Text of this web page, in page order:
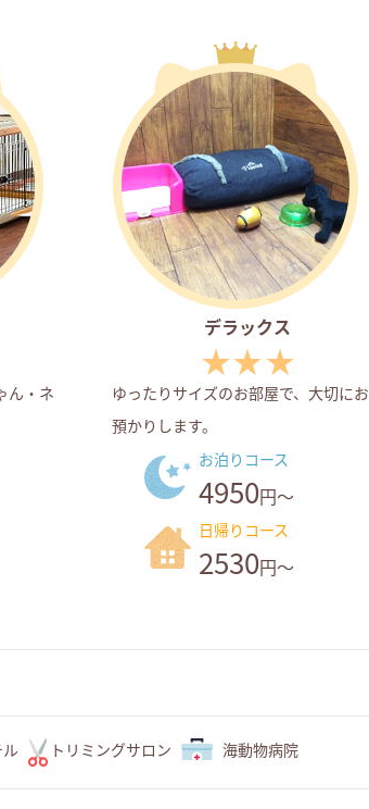
ん・ネ
デラックス
ゆったりサイズのお部屋で、大切にお
預かりします。
お泊りコース
4950円～
日帰りコース
2530円～
トリミングサロン 海動物病院